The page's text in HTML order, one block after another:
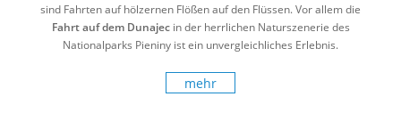
sind Fahrten auf hölzernen Flößen auf den Flüssen. Vor allem die
Fahrt auf dem Dunajecin der herrlichen Naturszenerie des
Nationalparks Pieniny ist ein unvergleichliches Erlebnis.
mehr